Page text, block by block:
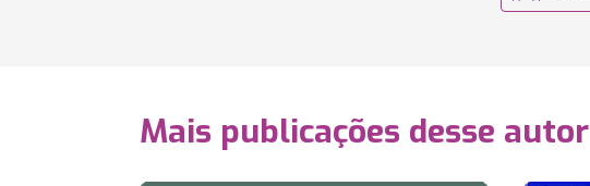
Mais publicações desse autor